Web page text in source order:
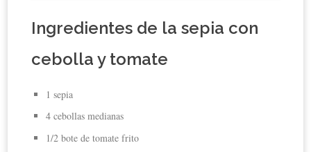
Ingredientes de la sepia con
cebolla y tomate
1 sepia
4 cebollas medianas
1/2 bote de tomate frito